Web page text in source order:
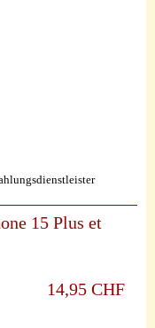
15 Plus et
14,95 CHF